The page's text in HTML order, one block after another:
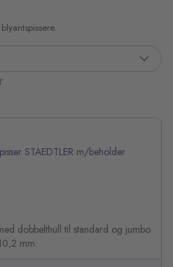
STAEDTLER m/beholder
dobbelthull til standard og jumbo
mm.